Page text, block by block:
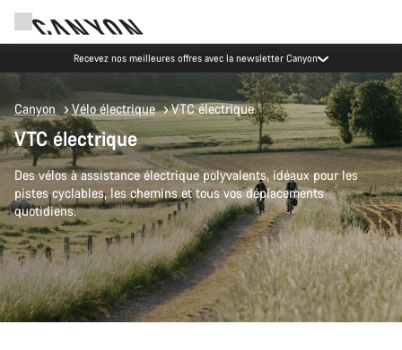
Recevez nos meilleures offres avec la newsletter Canyon
Canyon Vélo électrique VTC électrique
VTC électrique
Des vélos à assistance électrique polyvalents, idéaux pour les
pistes cyclables, les chemins et tous vos déplacements
quotidiens.